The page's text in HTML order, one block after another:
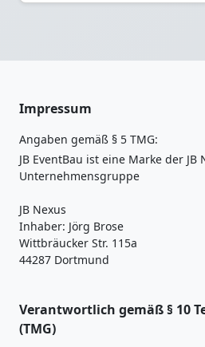
Impressum
Angaben gemäß § 5 TMG:
JB EventBau ist eine Marke der JB
Unternehmensgruppe
JB Nexus
Inhaber: Jörg Brose
Wittbräucker Str. 115a
44287 Dortmund
Verantwortlich gemäß § 10
(TMG)